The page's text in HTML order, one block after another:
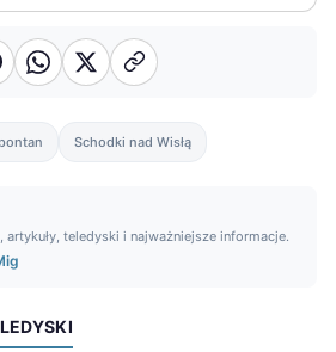
Schodki nad Wisłą
artykuły, teledyski i najważniejsze informacje.